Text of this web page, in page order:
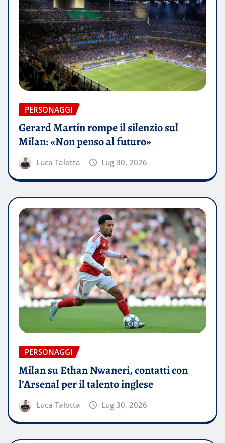
PERSONAGGI
Gerard Martín rompe il silenzio sul
Milan: «Non penso al futuro»
Luca Talotta Lug 30, 2026
PERSONAGGI
Milan su Ethan Nwaneri, contatti con
l’Arsenal per il talento inglese
Luca Talotta Lug 30, 2026